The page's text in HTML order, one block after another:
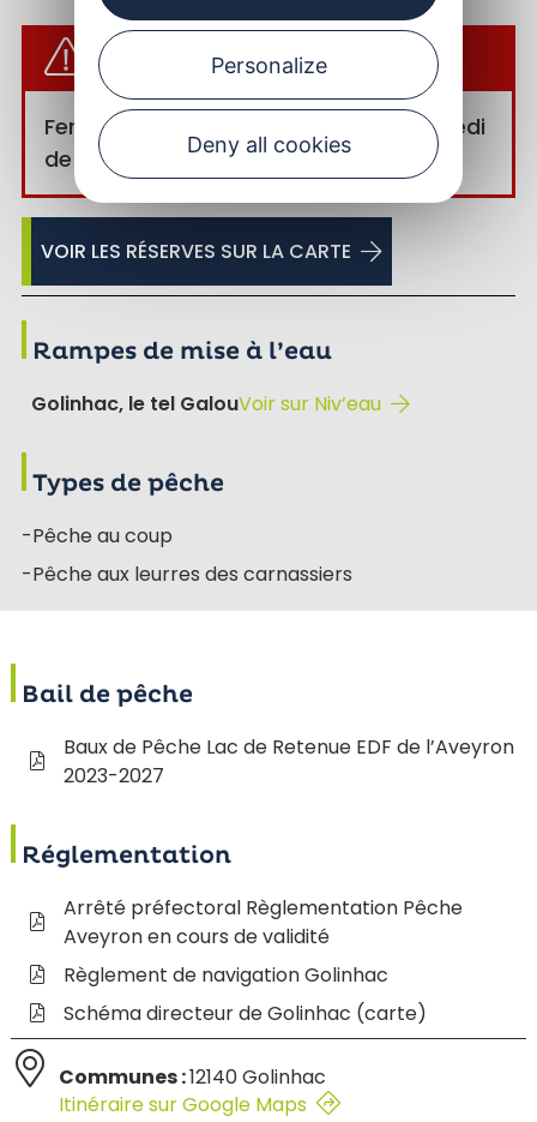
PÊCHE INTERDITE
Fermé du 1er lundi d’avril au 2nd vendredi
de juin inclus.
VOIR LES RÉSERVES SUR LA CARTE
Rampes de mise à l’eau
Golinhac, le tel GalouVoir sur Niv’eau
Types de pêche
-Pêche au coup
-Pêche aux leurres des carnassiers
Bail de pêche
Baux de Pêche Lac de Retenue EDF de l’Aveyron
2023-2027
Réglementation
Arrêté préfectoral Règlementation Pêche
Aveyron en cours de validité
Règlement de navigation Golinhac
Schéma directeur de Golinhac (carte)
Communes :12140 Golinhac
Itinéraire sur Google Maps
Personalize
Deny all cookies